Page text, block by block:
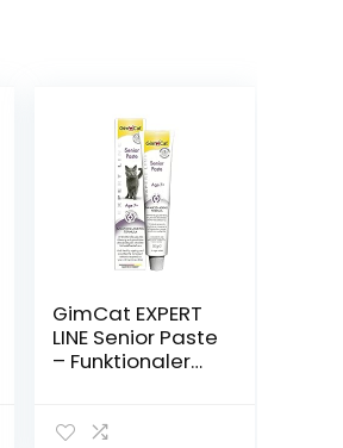
GimCat EXPERT
LINE Senior Paste
– Funktionaler
gesunde